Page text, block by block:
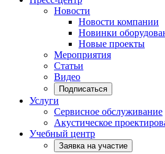
Новости
Новости компании
Новинки
Новые проекты
Мероприятия
Статьи
Видео
Подписаться
Услуги
Сервисное обслуживание
Акустическое
Учебный центр
Заявка на участие